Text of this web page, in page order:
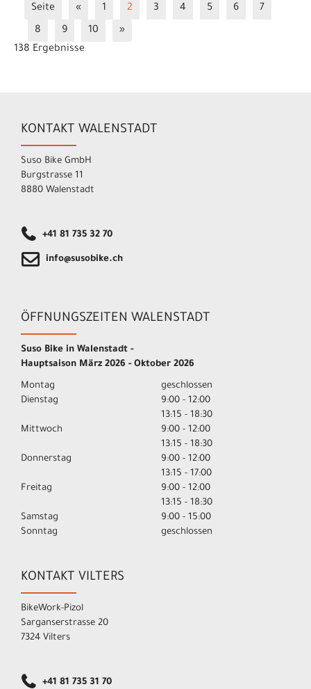
Seite « 1 2 3 4 5 6
7
8
9 10
»
138 Ergebnisse
KONTAKT WALENSTADT
Suso Bike GmbH
Burgstrasse 11
8880 Walenstadt
+41 81 735 32 70
info@susobike.ch
ÖFFNUNGSZEITEN WALENSTADT
Suso Bike in Walenstadt -
Hauptsaison März 2026 - Oktober 2026
Montag
geschlossen
Dienstag
9:00 - 12:00
13:15 - 18:30
Mittwoch
9:00 - 12:00
13:15 - 18:30
Donnerstag
9:00 - 12:00
13:15 - 17:00
Freitag
9:00 - 12:00
13:15 - 18:30
Samstag
9:00 - 15:00
Sonntag
geschlossen
KONTAKT VILTERS
BikeWork-Pizol
Sarganserstrasse 20
7324 Vilters
+41 81 735 31 70